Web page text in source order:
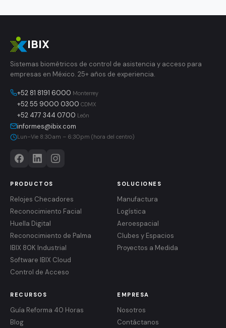
IBIX
Sistemas biométricos de control de asistencia y acceso para
empresas en México. 25+ años de experiencia.
+52 81 8191 6000 Monterrey
+52 55 9000 0300 CDMX
+52 477 344 0700 León
informes@ibix.com
Lun–Vie 8:30am – 6:30pm (hora del centro)
PRODUCTOS
Relojes Checadores
Reconocimiento Facial
Huella Digital
Reconocimiento de Palma
IBIX 80K Industrial
Software IBIX Cloud
Control de Acceso
SOLUCIONES
Manufactura
Logística
Aeroespacial
Clubes y Espacios
Proyectos a Medida
RECURSOS
Guía Reforma 40 Horas
Blog
EMPRESA
Nosotros
Contáctanos